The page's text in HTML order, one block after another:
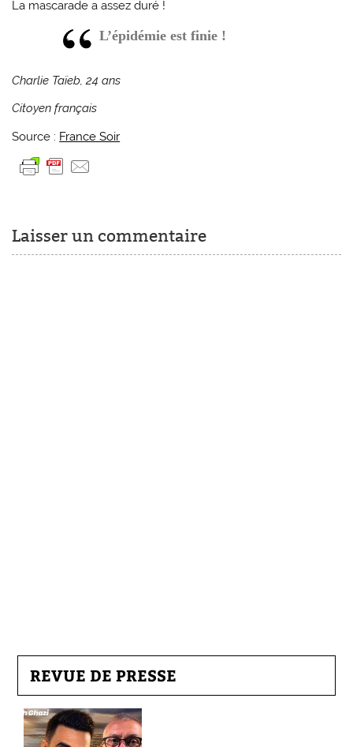
La mascarade a assez duré !
L’épidémie est finie !
Charlie Taïeb,24 ans
Citoyen français
Source : France Soir
Laisser un commentaire
REVUE DE PRESSE